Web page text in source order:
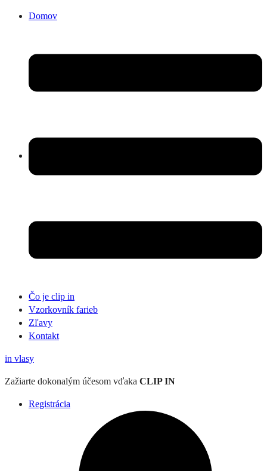
Domov
Čo je clip in
Vzorkovník farieb
Zľavy
Kontakt
in vlasy
Zažiarte dokonalým účesom vďaka CLIP IN
Registrácia